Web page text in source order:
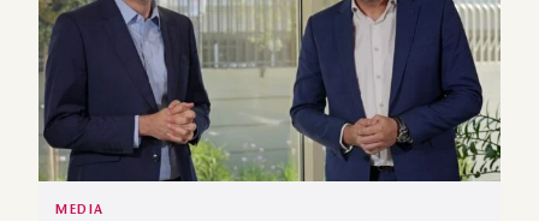
MEDIA